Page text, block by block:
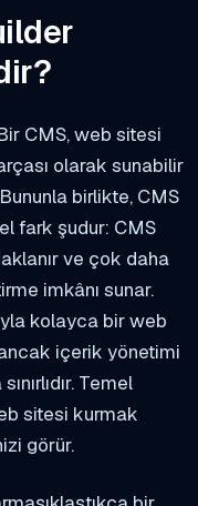
CMS, web sitesi
olarak sunabilir
birlikte, CMS
fark şudur: CMS
ve çok daha
imkânı sunar.
kolayca bir web
içerik yönetimi
Temel
sitesi kurmak
görür.